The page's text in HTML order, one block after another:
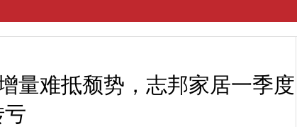
量难抵颓势，志邦家居一季度
亏